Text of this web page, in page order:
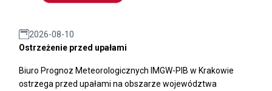
2026-08-10
Ostrzeżenie przed upałami
Biuro Prognoz Meteorologicznych IMGW-PIB w Krakowie
ostrzega przed upałami na obszarze województwa